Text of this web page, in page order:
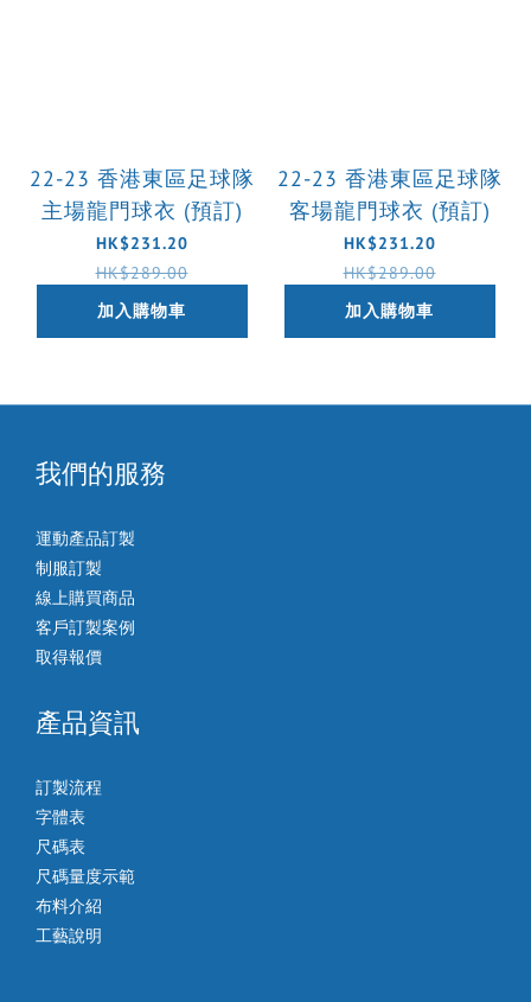
22-23 香港東區足球隊
主場龍門球衣 (預訂)
HK$231.20
HK$289.00
加入購物車
22-23 香港東區足球隊
客場龍門球衣 (預訂)
HK$231.20
HK$289.00
加入購物車
我們的服務
運動產品訂製
制服訂製
線上購買商品
客戶訂製案例
取得報價
產品資訊
訂製流程
字體表
尺碼表
尺碼量度示範
布料介紹
工藝說明